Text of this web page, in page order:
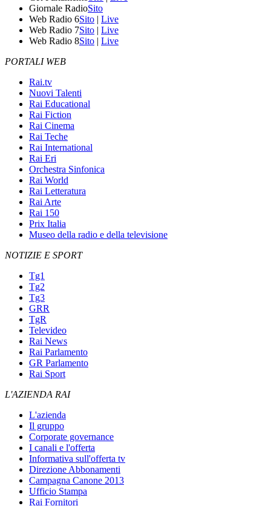
Giornale RadioSito
Web Radio 6Sito | Live
Web Radio 7Sito | Live
Web Radio 8Sito | Live
PORTALI WEB
Rai.tv
Nuovi Talenti
Rai Educational
Rai Fiction
Rai Cinema
Rai Teche
Rai International
Rai Eri
Orchestra Sinfonica
Rai World
Rai Letteratura
Rai Arte
Rai 150
Prix Italia
Museo della radio e della televisione
NOTIZIE E SPORT
Tg1
Tg2
Tg3
GRR
TgR
Televideo
Rai News
Rai Parlamento
GR Parlamento
Rai Sport
L'AZIENDA RAI
L'azienda
Il gruppo
Corporate governance
I canali e l'offerta
Informativa sull'offerta tv
Direzione Abbonamenti
Campagna Canone 2013
Ufficio Stampa
Rai Fornitori